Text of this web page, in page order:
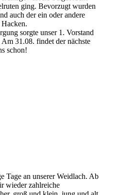
ging. Bevorzugt wurden
auch der ein oder andere
sorgte unser 1. Vorstand
31.08. findet der nächste
schon!
Tage an unserer Weidlach. Ab
wieder zahlreiche